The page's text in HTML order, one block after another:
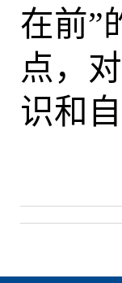
在前”
点，
识和